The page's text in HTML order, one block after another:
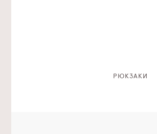
РЮКЗАКИ